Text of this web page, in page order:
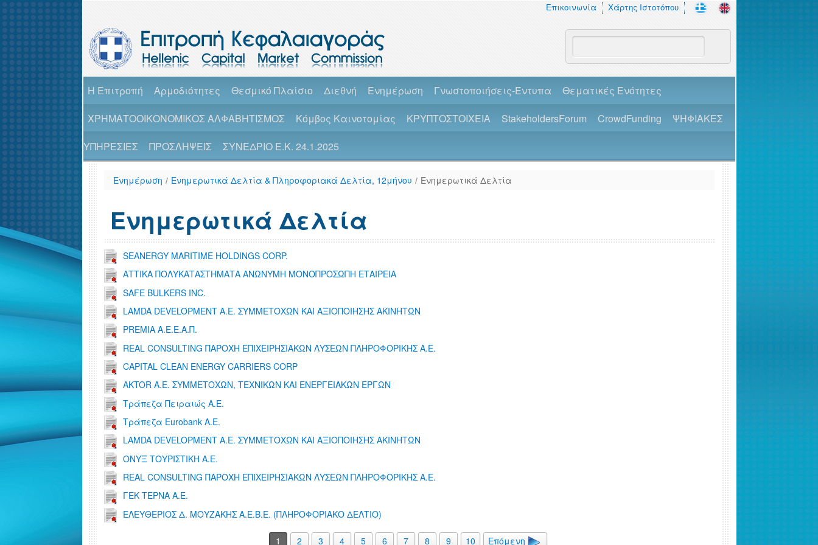
Επικοινωνία Χάρτης Ιστοτόπου
H Επιτροπή Αρμοδιότητες Θεσμικό Πλαίσιο Διεθνή Ενημέρωση Γνωστοποιήσεις-Έντυπα
Θεματικές Ενότητες
ΧΡΗΜΑΤΟΟΙΚΟΝΟΜΙΚΟΣ ΑΛΦΑΒΗΤΙΣΜΟΣ
Κόμβος Καινοτομίας ΚΡΥΠΤΟΣΤΟΙΧΕΙΑ StakeholdersForum CrowdFunding
ΨΗΦΙΑΚΕΣ
ΥΠΗΡΕΣΙΕΣ
ΠΡΟΣΛΗΨΕΙΣ ΣΥΝΕΔΡΙΟ Ε.Κ. 24.1.2025
Ενημέρωση / Ενημερωτικά Δελτία & Πληροφοριακά Δελτία, 12μήνου / Ενημερωτικά Δελτία
Ενημερωτικά Δελτία
SEANERGY MARITIME HOLDINGS CORP.
ΑΤΤΙΚΑ ΠΟΛΥΚΑΤΑΣΤΗΜΑΤΑ ΑΝΩΝΥΜΗ ΜΟΝΟΠΡΟΣΩΠΗ ΕΤΑΙΡΕΙΑ
SAFE BULKERS INC.
LAMDA DEVELOPMENT Α.Ε. ΣΥΜΜΕΤΟΧΩΝ ΚΑΙ ΑΞΙΟΠΟΙΗΣΗΣ ΑΚΙΝΗΤΩΝ
PREMIA Α.Ε.Ε.Α.Π.
REAL CONSULTING ΠΑΡΟΧΗ ΕΠΙΧΕΙΡΗΣΙΑΚΩΝ ΛΥΣΕΩΝ ΠΛΗΡΟΦΟΡΙΚΗΣ Α.Ε.
CAPITAL CLEAN ENERGY CARRIERS CORP
ΑΚTOR Α.Ε. ΣΥΜΜΕΤΟΧΩΝ, ΤΕΧΝΙΚΩΝ ΚΑΙ ΕΝΕΡΓΕΙΑΚΩΝ ΕΡΓΩΝ
Τράπεζα Πειραιώς Α.Ε.
Τράπεζα Eurobank A.E.
LAMDA DEVELOPMENT Α.Ε. ΣΥΜΜΕΤΟΧΩΝ ΚΑΙ ΑΞΙΟΠΟΙΗΣΗΣ ΑΚΙΝΗΤΩΝ
ΟΝΥΞ ΤΟΥΡΙΣΤΙΚΗ Α.Ε.
REAL CONSULTING ΠΑΡΟΧΗ ΕΠΙΧΕΙΡΗΣΙΑΚΩΝ ΛΥΣΕΩΝ ΠΛΗΡΟΦΟΡΙΚΗΣ Α.Ε.
ΓΕΚ ΤΕΡΝΑ Α.Ε.
ΕΛΕΥΘΕΡΙΟΣ Δ. ΜΟΥΖΑΚΗΣ Α.Ε.Β.Ε. (ΠΛΗΡΟΦΟΡΙΑΚΟ ΔΕΛΤΙΟ)
1 2 3 4 5 6 7 8 9 10 Επόμενη